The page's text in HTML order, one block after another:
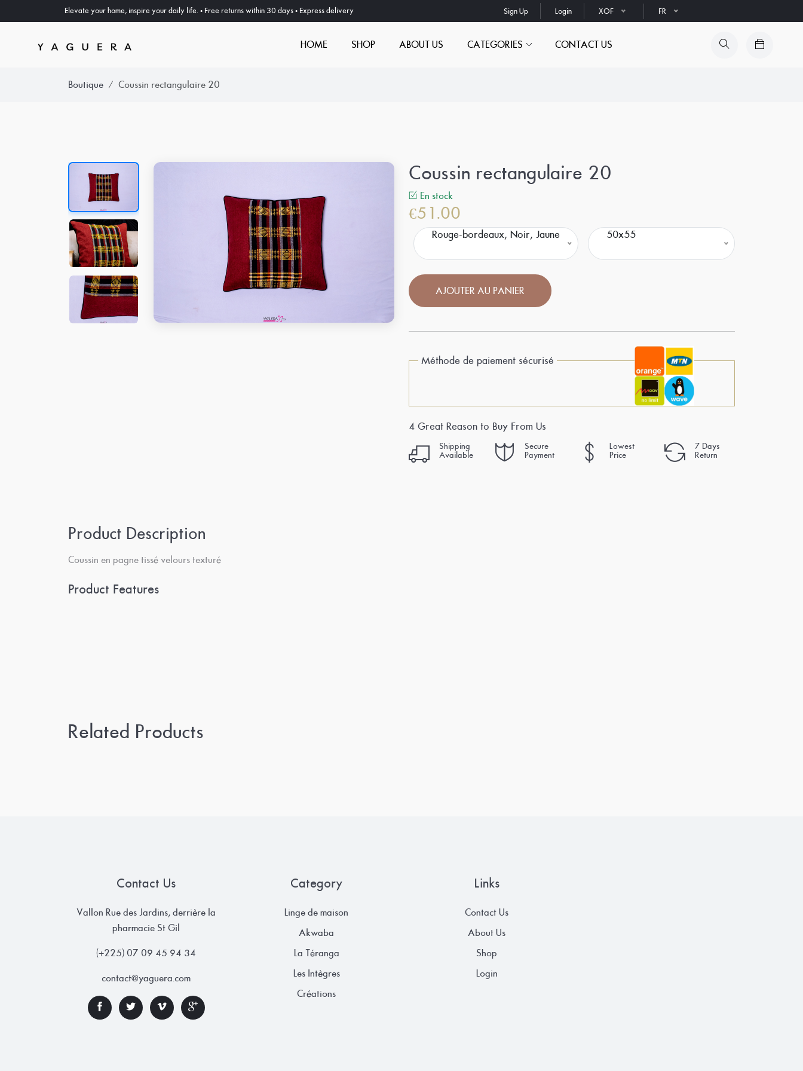
Elevate your home, inspire your daily life. • Free returns within 30 days • Express delivery Sign Up Login XOF FR
HOME SHOP ABOUT US CATEGORIES CONTACT US
Boutique Coussin rectangulaire 20
Coussin rectangulaire 20
En stock
€51.00
Rouge-bordeaux, Noir, Jaune 50x55
AJOUTER AU PANIER
Méthode de paiement sécurisé
4 Great Reason to Buy From Us
Shipping
Available
Secure
Payment
Lowest
Price
7 Days
Return
Product Description
Coussin en pagne tissé velours texturé
Product Features
Related Products
Contact Us
Vallon Rue des Jardins, derrière la
pharmacie St Gil
(+225) 07 09 45 94 34
contact@yaguera.com
Category
Linge de maison
Akwaba
La Téranga
Les Intègres
Créations
Links
Contact Us
About Us
Shop
Login